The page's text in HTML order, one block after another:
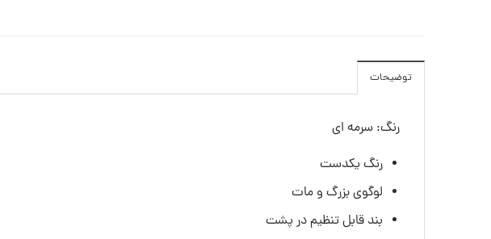
توضیحات
رنگ: سرمه ای
رنگ یکدست
لوگوی بزرگ و مات
بند قابل تنظیم در پشت